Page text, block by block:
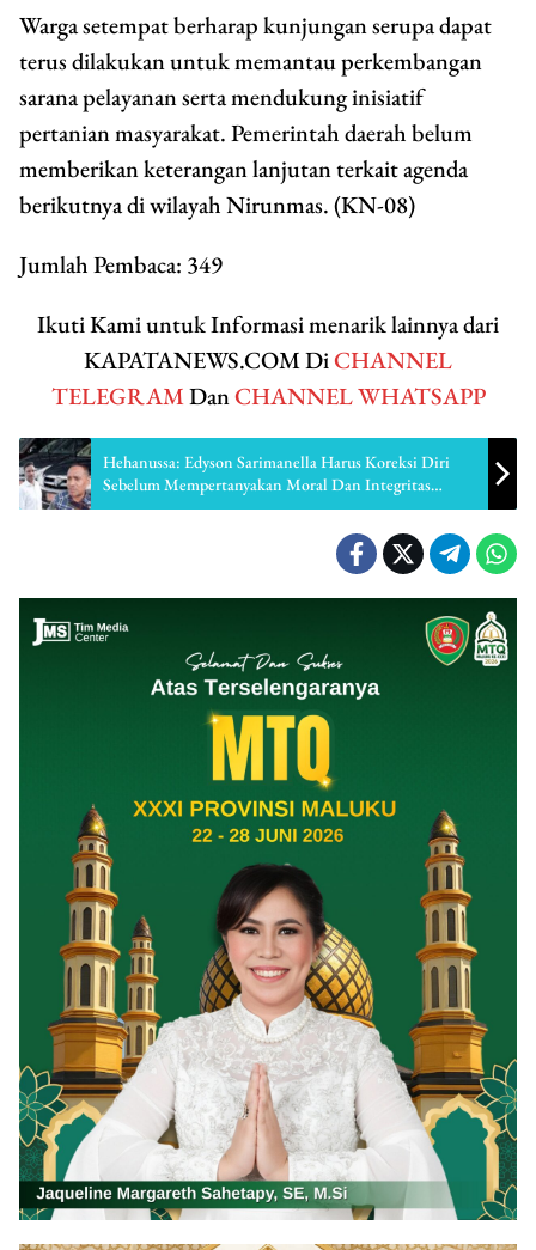
Warga setempat berharap kunjungan serupa dapat
terus dilakukan untuk memantau perkembangan
sarana pelayanan serta mendukung inisiatif
pertanian masyarakat. Pemerintah daerah belum
memberikan keterangan lanjutan terkait agenda
berikutnya di wilayah Nirunmas. (KN-08)
Jumlah Pembaca: 349
Ikuti Kami untuk Informasi menarik lainnya dari
KAPATANEWS.COM DiCHANNEL
TELEGRAMDanCHANNEL WHATSAPP
Hehanussa: Edyson Sarimanella Harus Koreksi Diri
Sebelum Mempertanyakan Moral Dan Integritas
Orang Lain